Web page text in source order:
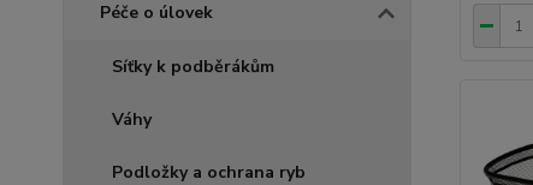
Péče o úlovek
Síťky k podběrákům
Váhy
Podložky a ochrana ryb